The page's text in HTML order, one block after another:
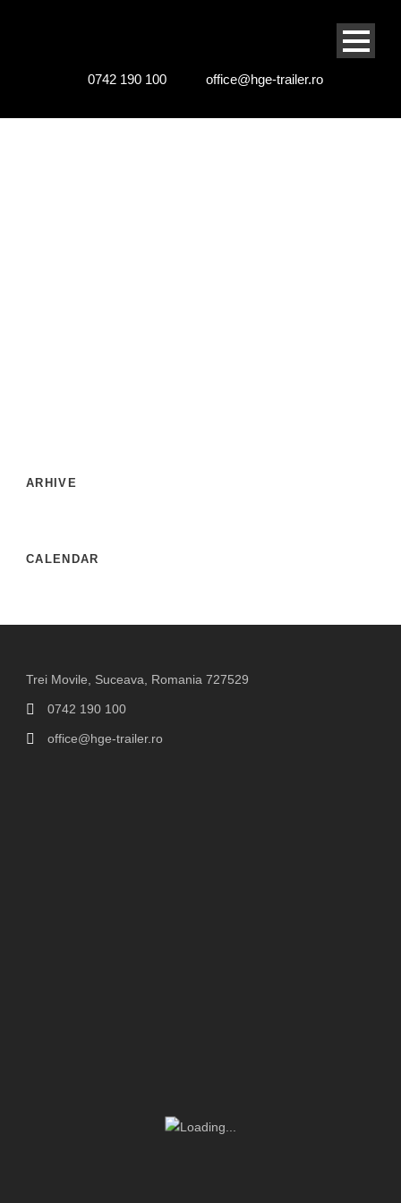
0742 190 100 office@hge-trailer.ro
ARHIVE
CALENDAR
Trei Movile, Suceava, Romania 727529
0742 190 100
office@hge-trailer.ro